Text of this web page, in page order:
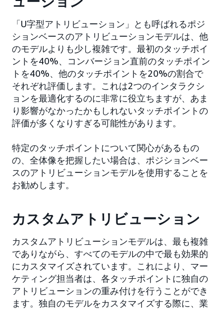
「U字型アトリビューション」とも呼ばれるポジ
ションベースのアトリビューションモデルは、他
のモデルよりも少し複雑です。最初のタッチポイ
ントを40%、コンバージョン直前のタッチポイン
トを40%、他のタッチポイントを20%の割合で
それぞれ評価します。これは2つのインタラクシ
ョンを最適化するのに非常に役立ちますが、あま
り影響がなかったかもしれないタッチポイントの
評価が多くなりすぎる可能性があります。
特定のタッチポイントについて関心があるもの
の、全体像を把握したい場合は、ポジションベー
スのアトリビューションモデルを使用することを
お勧めします。
カスタムアトリビューション
カスタムアトリビューションモデルは、最も複雑
でありながら、すべてのモデルの中で最も効果的
にカスタマイズされています。これにより、マー
ケティング担当者は、各タッチポイントに独自の
アトリビューションの重み付けを行うことができ
ます。独自のモデルをカスタマイズする際に、業